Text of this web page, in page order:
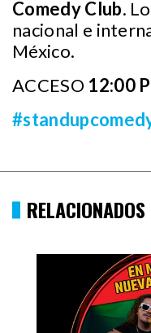
Comedy Club.
nacional e
México.
ACCESO 12:00
RELACIONADOS